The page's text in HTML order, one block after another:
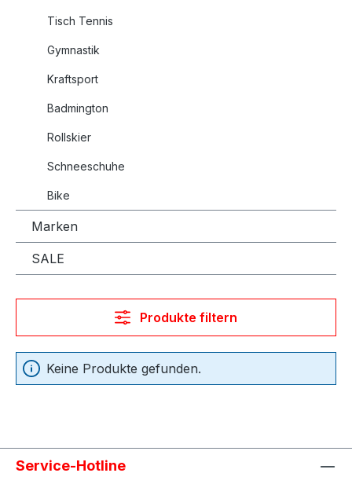
Tisch Tennis
Gymnastik
Kraftsport
Badmington
Rollskier
Schneeschuhe
Bike
Marken
SALE
Produkte filtern
Keine Produkte gefunden.
Service-Hotline